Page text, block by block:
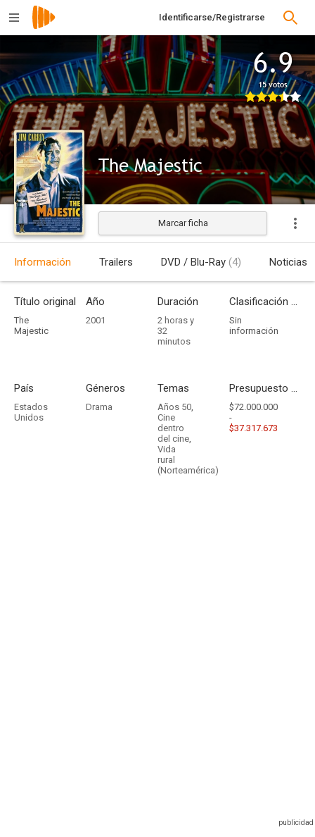
Identificarse/Registrarse
6.9
15 votos
The Majestic
Estrenada
Marcar ficha
Información Trailers DVD / Blu-Ray (4) Noticias
Título original
The
Majestic
Año
2001
Duración
2 horas y
32
minutos
Clasificación por edades
Sin
información
País
Estados
Unidos
Géneros
Drama
Temas
Años 50,
Cine
dentro
del cine,
Vida
rural
(Norteamérica)
Presupuesto - Ingresos
$72.000.000
-
$37.317.673